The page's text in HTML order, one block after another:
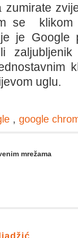
zumirate
se klikom
je Google
uglu.
, google
mrežama